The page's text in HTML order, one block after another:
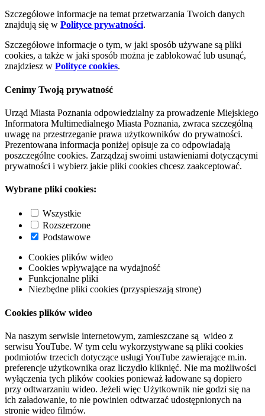
Szczegółowe informacje na temat przetwarzania Twoich danych
znajdują się w Polityce prywatności.
Szczegółowe informacje o tym, w jaki sposób używane są pliki
cookies, a także w jaki sposób można je zablokować lub usunąć,
znajdziesz w Polityce cookies.
Cenimy Twoją prywatność
Urząd Miasta Poznania odpowiedzialny za prowadzenie Miejskiego
Informatora Multimedialnego Miasta Poznania, zwraca szczególną
uwagę na przestrzeganie prawa użytkowników do prywatności.
Prezentowana informacja poniżej opisuje za co odpowiadają
poszczególne cookies. Zarządzaj swoimi ustawieniami dotyczącymi
prywatności i wybierz jakie pliki cookies chcesz zaakceptować.
Wybrane pliki cookies:
Wszystkie
Rozszerzone
Podstawowe
Cookies plików wideo
Cookies wpływające na wydajność
Funkcjonalne pliki
Niezbędne pliki cookies (przyspieszają stronę)
Cookies plików wideo
Na naszym serwisie internetowym, zamieszczane są wideo z
serwisu YouTube. W tym celu wykorzystywane są pliki cookies
podmiotów trzecich dotyczące usługi YouTube zawierające m.in.
preferencje użytkownika oraz liczydło kliknięć. Nie ma możliwości
wyłączenia tych plików cookies ponieważ ładowane są dopiero
przy odtwarzaniu wideo. Jeżeli więc Użytkownik nie godzi się na
ich załadowanie, to nie powinien odtwarzać udostępnionych na
stronie wideo filmów.